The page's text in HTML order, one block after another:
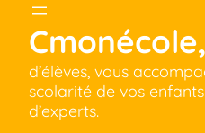
Cmonécole,
d’élèves, vous
scolarité de vos
d’experts.